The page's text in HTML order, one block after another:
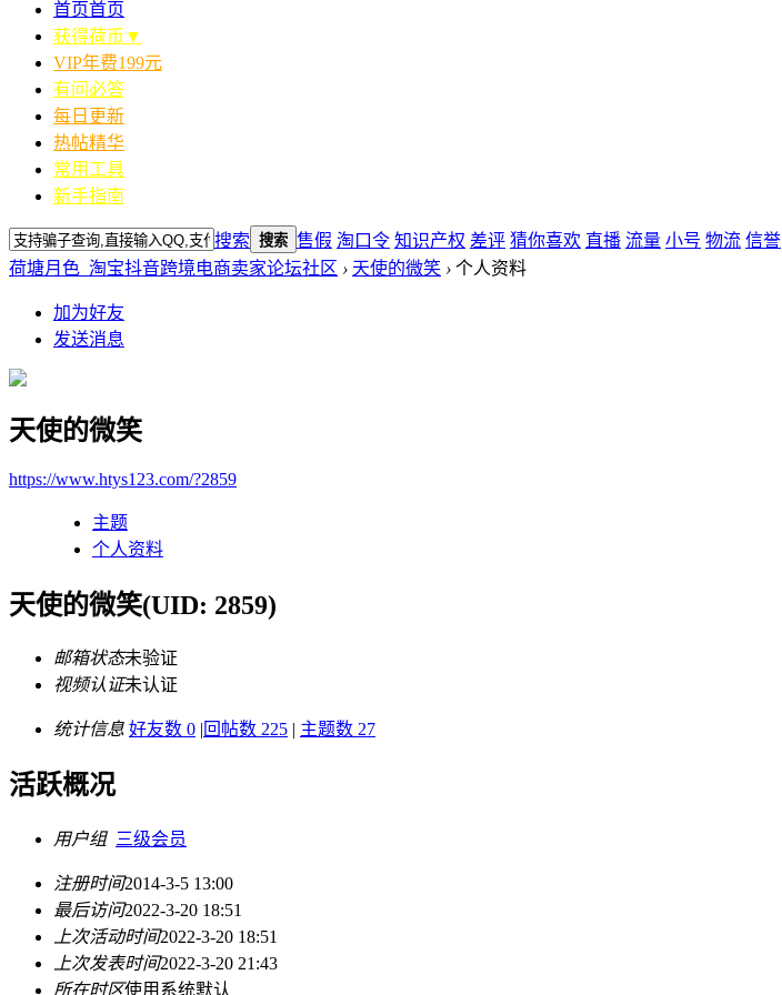
首页首页
获得荷币▼
VIP年费199元
有问必答
每日更新
热帖精华
常用工具
新手指南
搜索 搜索 售假 淘口令 知识产权 差评 猜你喜欢 直播 流量 小号 物流 信誉
荷塘月色_淘宝抖音跨境电商卖家论坛社区 › 天使的微笑 › 个人资料
加为好友
发送消息
天使的微笑
https://www.htys123.com/?2859
主题
个人资料
天使的微笑(UID: 2859)
邮箱状态未验证
视频认证未认证
统计信息 好友数 0 |回帖数 225 | 主题数 27
活跃概况
用户组 三级会员
注册时间2014-3-5 13:00
最后访问2022-3-20 18:51
上次活动时间2022-3-20 18:51
上次发表时间2022-3-20 21:43
所在时区使用系统默认